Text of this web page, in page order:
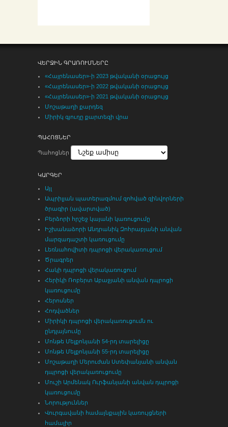
ՎԵՐՋԻՆ ԳՐԱՌՈՒՄՆԵՐԸ
«Հայրենասեր»-ի 2023 թվականի օրացույց
«Հայրենասեր»-ի 2022 թվականի օրացույց
«Հայրենասեր»-ի 2021 թվականի օրացույց
Մոշաթաղի քարդեզ
Միրիկ գյուղը քարտեզի վրա
ՊԱՀՈՑՆԵՐ
Պահոցներ
ԿԱՐԳԵՐ
Այլ
Ապրիլյան պատերազմում զոհված զինվորների
ծրագիր (ավարտված)
Բերձորի հրշեջ կայանի կառուցումը
Իշխանաձորի Անդրանիկ Զոհրաբյանի անվան
մարզադաշտի կառուցումը
Լեռնահովիտի դպրոցի վերակառուցում
Ծրագրեր
Հակի դպրոցի վերակառուցում
Հերիկի Ռոբերտ Աբաջյանի անվան դպրոցի
կառուցումը
Հերոսներ
Հոդվածներ
Միրիկի դպրոցի վերակառուցումն ու
ընդլայնումը
Մոնթե Մելքոնյանի 54-րդ տարելիցը
Մոնթե Մելքոնյանի 55-րդ տարելիցը
Մոշաթաղի Մերուժան Ստեփանյանի անվան
դպրոցի վերակառուցումը
Մուշի Արմենակ Ուրֆանյանի անվան դպրոցի
կառուցումը
Նորություններ
Վուրգավանի համայնքային կառույցների
համալիր